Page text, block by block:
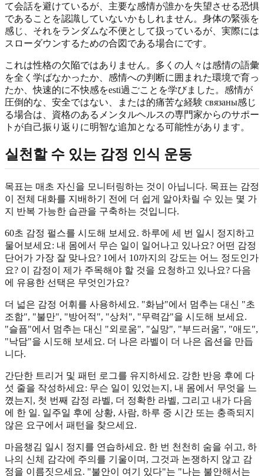
て会話を避けているが、主要な感情が誰かを失望させる恐惧
であることを認識していないかもしれません。身体の緊張を
感じ、それをランダムな不便として扱っているが、実際には
スローダウンするための合図である場合にです。
これは性格の欠陥ではありません。多くの人々は感情の語彙
を全く学ばなかったか、感情への判断に囲まれた環境で育っ
たか、快速的に不快感をesti過ごことを学びました。感情が
圧倒的な、安全ではない、または的痛苦な経験 связаны感じ
る場合は、資格のあるメンタルヘルスの専門家からのサポー
トが自己振り返りに明智な追加となる可能性があります。
실천할 수 있는 감정 인식 운동
목표는 매초 자신을 모니터링하는 것이 아닙니다. 목표는 감정
이 전체 대화를 지배하기 전에 더 쉽게 알아차릴 수 있는 몇 가
지 반복 가능한 습관을 구축하는 것입니다.
60초 감정 펄스를 시도해 보세요. 하루에 세 번 일시 정지하고
물어보세요: 내 몸에서 무슨 일이 일어나고 있나요? 어떤 감정
단어가 가장 잘 맞나요? 1에서 10까지의 강도는 어느 정도인가
요? 이 감정이 제가 주목해야 할 것을 요청하고 있나요? 다음
에 유용한 선택은 무엇인가요?
더 넓은 감정 어휘를 사용하세요. "화남"에서 멈추는 대신 "초
조함", "불만", "방어적", "상처", "무력감"을 시도해 보세요.
"슬픔"에서 멈추는 대신 "외로움", "실망", "부드러움", "애도",
"낙담"을 시도해 보세요. 더 나은 라벨이 더 나은 옵션을 만듭
니다.
간단한 트리거 및 패턴 로그를 유지하세요. 강한 반응 후에 다
섯 줄을 작성하세요: 무슨 일이 있었는지, 내 몸에서 무엇을 느
꼈는지, 첫 번째 감정 라벨, 더 정확한 라벨, 그리고 내가 다음
에 한 일. 일주일 후에 상황, 사람, 하루 중 시간 또는 충족되지
않은 요구에서 패턴을 찾으세요.
마음챙김 일시 정지를 연습하세요. 한 번 천천히 숨을 쉬고, 하
나의 신체 감각에 주의를 기울이며, 그것과 논쟁하지 않고 감
정을 이름짓으세요. "불안이 여기 있다"는 "나는 불안해서는